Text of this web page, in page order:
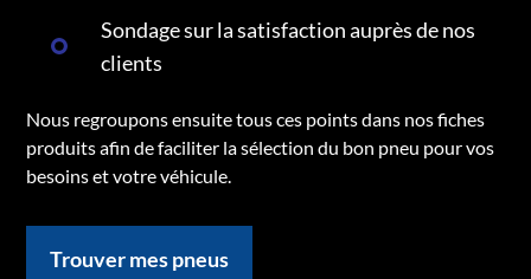
Sondage sur la satisfaction auprès de nos
clients
Nous regroupons ensuite tous ces points dans nos fiches
produits afin de faciliter la sélection du bon pneu pour vos
besoins et votre véhicule.
Trouver mes pneus